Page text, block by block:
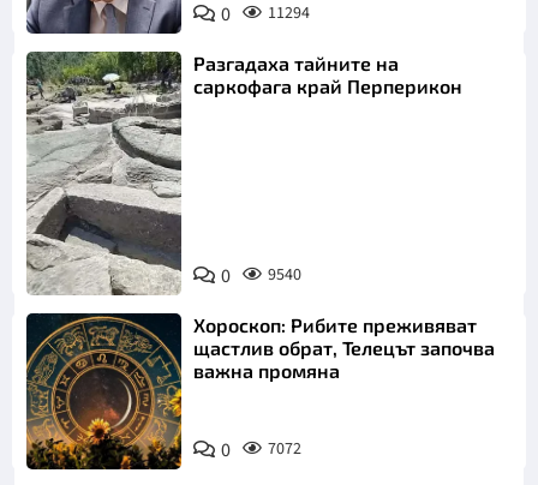
0 11294
Снимка:
Bulgaria ON
AIR
Разгадаха тайните на
саркофага край Перперикон
0 9540
Хороскоп: Рибите преживяват
щастлив обрат, Телецът започва
важна промяна
0 7072